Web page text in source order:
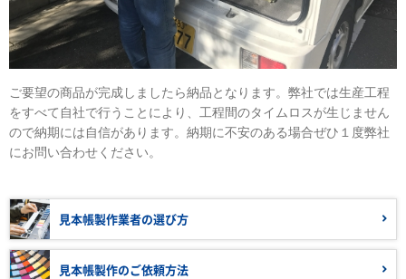
ご要望の商品が完成しましたら納品となります。弊社では生産工程
をすべて自社で行うことにより、工程間のタイムロスが生じません
ので納期には自信があります。納期に不安のある場合ぜひ１度弊社
にお問い合わせください。
見本帳製作業者の選び方
見本帳製作のご依頼方法